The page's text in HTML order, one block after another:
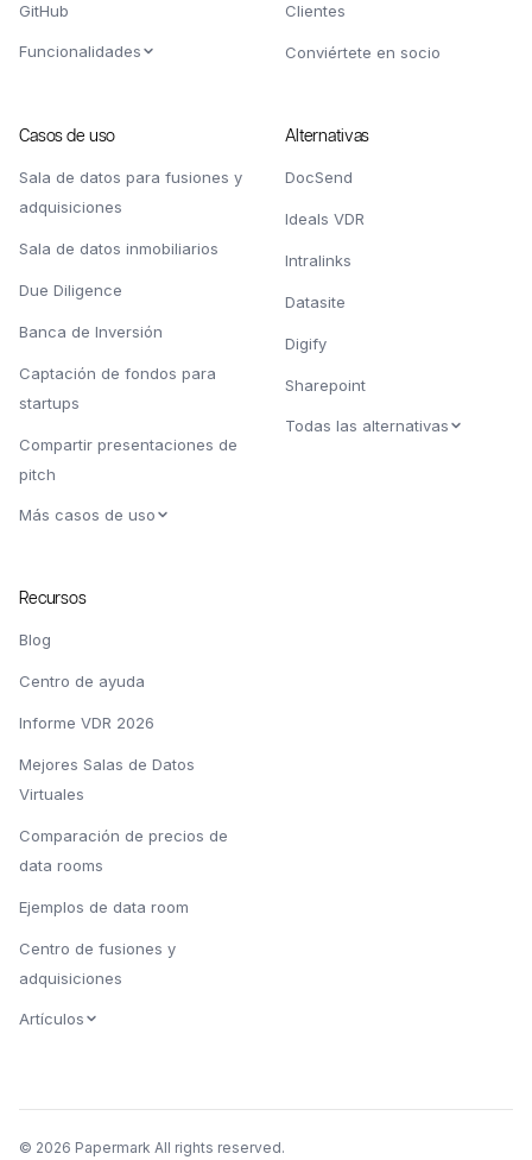
GitHub
Funcionalidades
Clientes
Conviértete en socio
Casos de uso
Sala de datos para fusiones y
adquisiciones
Sala de datos inmobiliarios
Due Diligence
Banca de Inversión
Captación de fondos para
startups
Compartir presentaciones de
pitch
Más casos de uso
Alternativas
DocSend
Ideals VDR
Intralinks
Datasite
Digify
Sharepoint
Todas las alternativas
Recursos
Blog
Centro de ayuda
Informe VDR 2026
Mejores Salas de Datos
Virtuales
Comparación de precios de
data rooms
Ejemplos de data room
Centro de fusiones y
adquisiciones
Artículos
© 2026 Papermark All rights reserved.